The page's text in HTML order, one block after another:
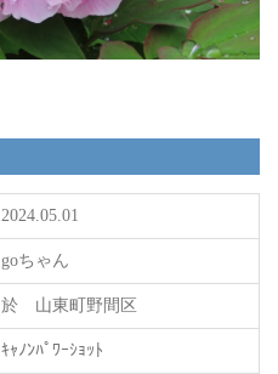
2024.05.01
goちゃん
於 山東町野間区
ｷｬﾉﾝﾊﾟﾜｰｼｮｯﾄ